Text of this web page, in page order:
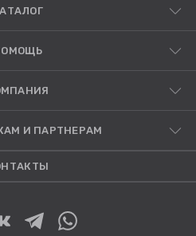
И ПАРТНЕРАМ